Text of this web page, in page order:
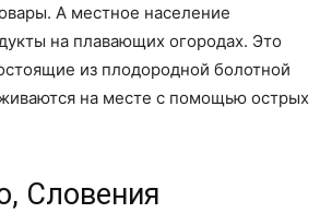
А местное население
на плавающих огородах. Это
из плодородной болотной
на месте с помощью острых
Словения